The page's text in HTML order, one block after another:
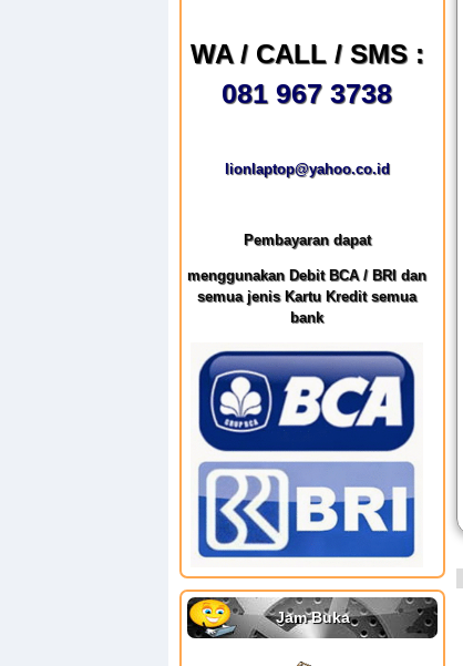
WA / CALL / SMS :
081 967 3738
lionlaptop@yahoo.co.id
Pembayaran dapat
menggunakan Debit BCA / BRI dan
semua jenis Kartu Kredit semua
bank
Jam Buka